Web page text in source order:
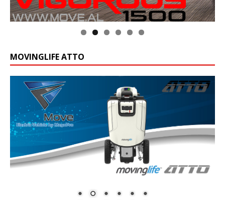
Klik op de foto voor meer informatie
MOVINGLIFE ATTO